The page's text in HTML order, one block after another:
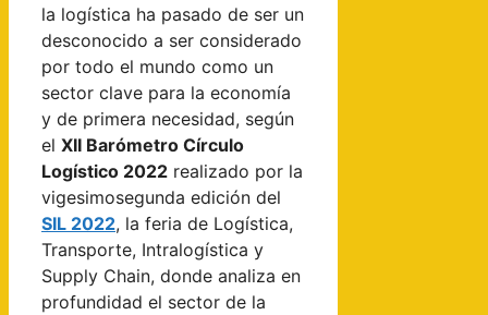
la logística ha pasado de ser un
desconocido a ser considerado
por todo el mundo como un
sector clave para la economía
y de primera necesidad, según
el XII Barómetro Círculo
Logístico 2022 realizado por la
vigesimosegunda edición del
SIL 2022, la feria de Logística,
Transporte, Intralogística y
Supply Chain, donde analiza en
profundidad el sector de la